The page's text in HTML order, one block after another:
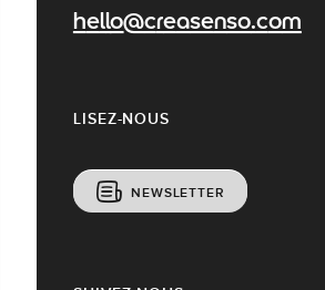
hello@creasenso.com
LISEZ-NOUS
NEWSLETTER